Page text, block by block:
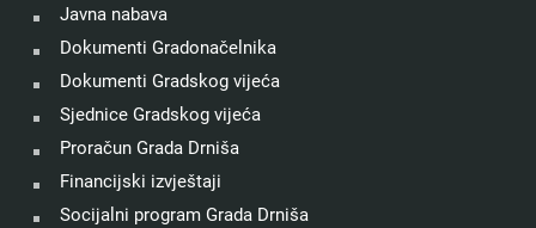
Javna nabava
Dokumenti Gradonačelnika
Dokumenti Gradskog vijeća
Sjednice Gradskog vijeća
Proračun Grada Drniša
Financijski izvještaji
Socijalni program Grada Drniša